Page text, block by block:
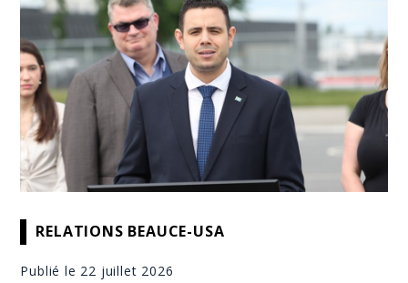
RELATIONS BEAUCE-USA
Publié le 22 juillet 2026